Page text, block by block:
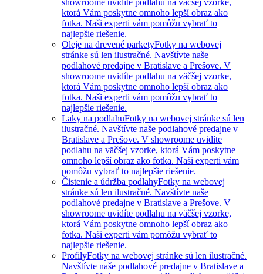
showroome uvidíte podlahu na väčšej vzorke,
ktorá Vám poskytne omnoho lepší obraz ako
fotka. Naši experti vám pomôžu vybrať to
najlepšie riešenie.
Oleje na drevené parketyFotky na webovej
stránke sú len ilustračné. Navštívte naše
podlahové predajne v Bratislave a Prešove. V
showroome uvidíte podlahu na väčšej vzorke,
ktorá Vám poskytne omnoho lepší obraz ako
fotka. Naši experti vám pomôžu vybrať to
najlepšie riešenie.
Laky na podlahuFotky na webovej stránke sú len
ilustračné. Navštívte naše podlahové predajne v
Bratislave a Prešove. V showroome uvidíte
podlahu na väčšej vzorke, ktorá Vám poskytne
omnoho lepší obraz ako fotka. Naši experti vám
pomôžu vybrať to najlepšie riešenie.
Čistenie a údržba podlahyFotky na webovej
stránke sú len ilustračné. Navštívte naše
podlahové predajne v Bratislave a Prešove. V
showroome uvidíte podlahu na väčšej vzorke,
ktorá Vám poskytne omnoho lepší obraz ako
fotka. Naši experti vám pomôžu vybrať to
najlepšie riešenie.
ProfilyFotky na webovej stránke sú len ilustračné.
Navštívte naše podlahové predajne v Bratislave a